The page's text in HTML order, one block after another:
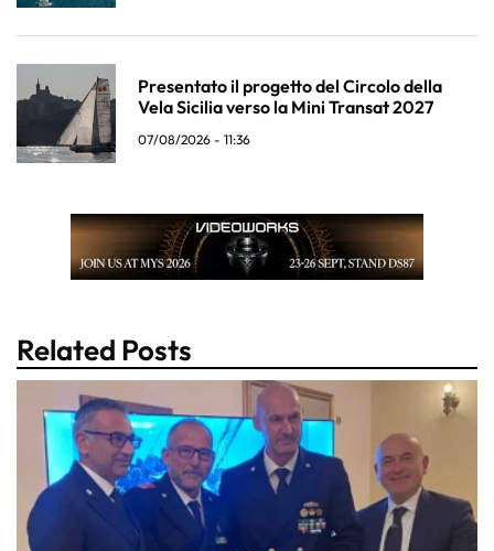
Presentato il progetto del Circolo della
Vela Sicilia verso la Mini Transat 2027
07/08/2026 - 11:36
Related Posts